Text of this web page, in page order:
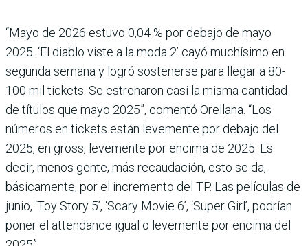
“Mayo de 2026 estuvo 0,04 % por debajo de mayo
2025. ‘El diablo viste a la moda 2’ cayó muchísimo en
segunda semana y logró sostenerse para llegar a 80-
100 mil tickets. Se estrenaron casi la misma cantidad
de títulos que mayo 2025”, comentó Orellana. “Los
números en tickets están levemente por debajo del
2025, en gross, levemente por encima de 2025. Es
decir, menos gente, más recaudación, esto se da,
básicamente, por el incremento del TP. Las películas de
junio, ‘Toy Story 5’, ‘Scary Movie 6’, ‘Super Girl’, podrían
poner el attendance igual o levemente por encima del